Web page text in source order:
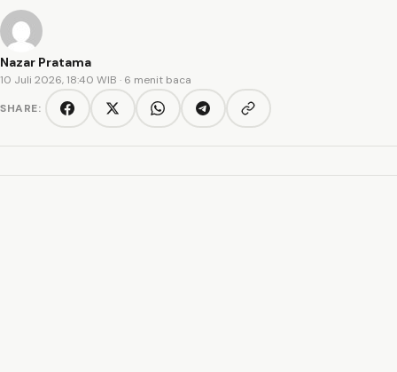
Nazar Pratama
10 Juli 2026, 18:40 WIB · 6 menit baca
SHARE:
FacebookTwitter/XWhatsAppTelegramCopy link